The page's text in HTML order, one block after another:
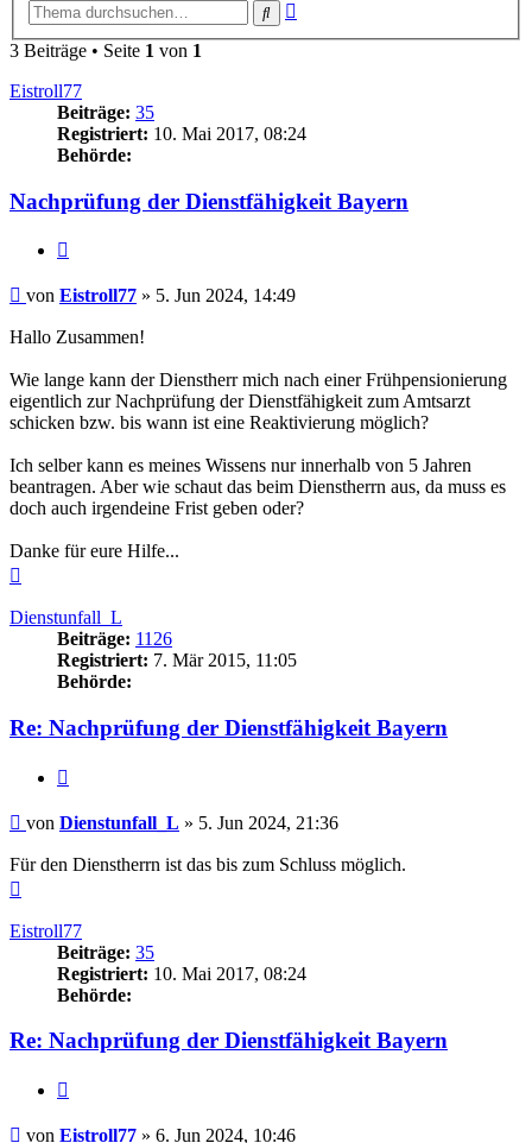
Suche
3 Beiträge • Seite 1 von 1
Eistroll77
Beiträge: 35
Registriert: 10. Mai 2017, 08:24
Behörde:
Nachprüfung der Dienstfähigkeit Bayern
Beitrag
von Eistroll77 » 5. Jun 2024, 14:49
Hallo Zusammen!
Wie lange kann der Dienstherr mich nach einer Frühpensionierung
eigentlich zur Nachprüfung der Dienstfähigkeit zum Amtsarzt
schicken bzw. bis wann ist eine Reaktivierung möglich?
Ich selber kann es meines Wissens nur innerhalb von 5 Jahren
beantragen. Aber wie schaut das beim Dienstherrn aus, da muss es
doch auch irgendeine Frist geben oder?
Danke für eure Hilfe...
Dienstunfall_L
Beiträge: 1126
Registriert: 7. Mär 2015, 11:05
Behörde:
Re: Nachprüfung der Dienstfähigkeit Bayern
Beitrag
von Dienstunfall_L » 5. Jun 2024, 21:36
Für den Dienstherrn ist das bis zum Schluss möglich.
Eistroll77
Beiträge: 35
Registriert: 10. Mai 2017, 08:24
Behörde:
Re: Nachprüfung der Dienstfähigkeit Bayern
Beitrag
von Eistroll77 » 6. Jun 2024, 10:46